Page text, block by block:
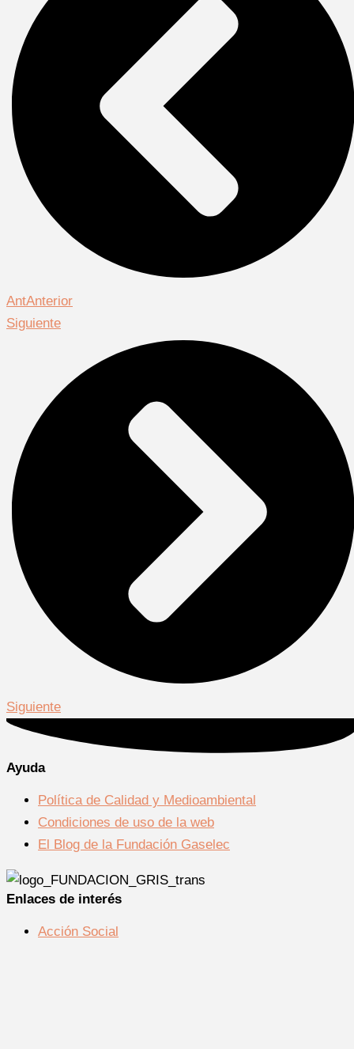
AntAnterior
Siguiente
Siguiente
Ayuda
Política de Calidad y Medioambiental
Condiciones de uso de la web
El Blog de la Fundación Gaselec
Enlaces de interés
Acción Social